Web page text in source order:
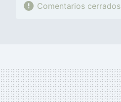
Comentarios cerrados